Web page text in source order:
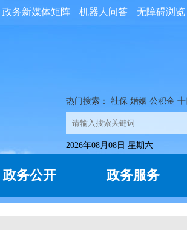
无障碍浏览
机器人问答
政务新媒体矩阵
热门搜索： 社保 婚姻 公积金
2026年08月08日 星期六
政务公开 政务服务